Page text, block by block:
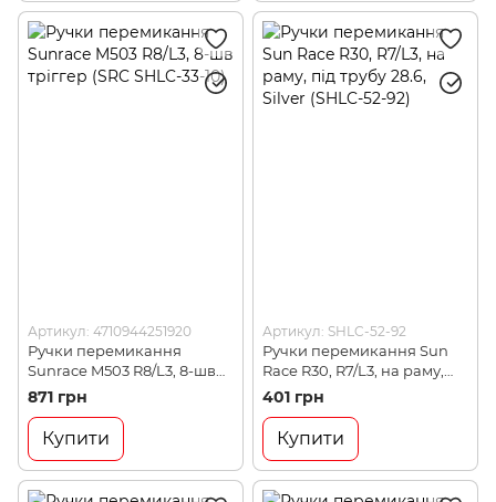
Артикул: 4710944251920
Ручки перемикання
Sunrace M503 R8/L3, 8-шв
тріггер (SRC SHLC-33-10)
871 грн
Купити
Артикул: SHLC-52-92
Ручки перемикання Sun
Race R30, R7/L3, на раму,
під трубу 28.6, Silver (SHLC-
52-92)
401 грн
Купити